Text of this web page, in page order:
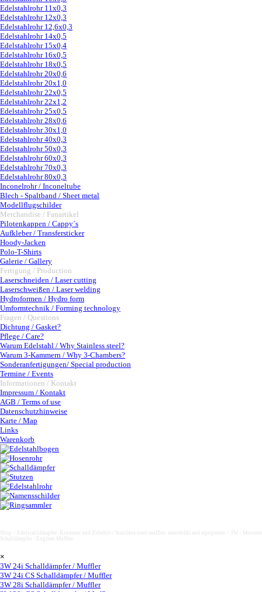
Edelstahlrohr 11x0,3
Edelstahlrohr 12x0,3
Edelstahlrohr 12,6x0,3
Edelstahlrohr 14x0,5
Edelstahlrohr 15x0,4
Edelstahlrohr 16x0,5
Edelstahlrohr 18x0,5
Edelstahlrohr 20x0,6
Edelstahlrohr 20x1,0
Edelstahlrohr 22x0,5
Edelstahlrohr 22x1,2
Edelstahlrohr 25x0,5
Edelstahlrohr 28x0,6
Edelstahlrohr 30x1,0
Edelstahlrohr 40x0,3
Edelstahlrohr 50x0,3
Edelstahlrohr 60x0,3
Edelstahlrohr 70x0,3
Edelstahlrohr 80x0,3
Inconelrohr / Inconeltube
Blech - Spaltband / Sheet metal
Modellflugschilder
Merchandise / Fanartikel
Pilotenkappen / Cappy´s
Aufkleber / Transfersticker
Hoody-Jacken
Polo-T-Shirts
Galerie / Gallery
Fertigung / Production
Laserschneiden / Laser cutting
Laserschweißen / Laser welding
Hydroformen / Hydro form
Umformtechnik / Forming technology
Fragen / Questions
Dichtung / Gasket?
Pflege / Care?
Warum Edelstahl / Why Stainless steel?
Warum 3-Kammern / Why 3-Chambers?
Sonderanfertigungen/ Special production
Termine / Events
Informationen / Kontakt
Impressum / Kontakt
AGB / Terms of use
Datenschutzhinweise
Karte / Map
Links
Warenkorb
Shop > Edelstahldämpfer- Krümmer und Zubehör / Stainless steel muffler- manifolds and equipment >
3W - Motoren
Schalldämpfer / Engines Muffler
×
3W 24i Schalldämpfer / Muffler
3W 24i CS Schalldämpfer / Muffler
3W 28i Schalldämpfer / Muffler